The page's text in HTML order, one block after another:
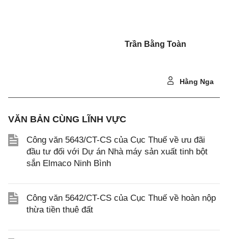
Trần Bằng Toàn
Hằng Nga
VĂN BẢN CÙNG LĨNH VỰC
Công văn 5643/CT-CS của Cục Thuế về ưu đãi
đầu tư đối với Dự án Nhà máy sản xuất tinh bột
sắn Elmaco Ninh Bình
Công văn 5642/CT-CS của Cục Thuế về hoàn nộp
thừa tiền thuê đất